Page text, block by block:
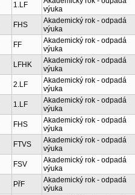
1.LF
výuka
FHS
Akademický rok - odpadá
výuka
FF
Akademický rok - odpadá
výuka
LFHK
Akademický rok - odpadá
výuka
2.LF
Akademický rok - odpadá
výuka
1.LF
Akademický rok - odpadá
výuka
FHS
Akademický rok - odpadá
výuka
FTVS
Akademický rok - odpadá
výuka
FSV
Akademický rok - odpadá
výuka
PřF
Akademický rok - odpadá
výuka